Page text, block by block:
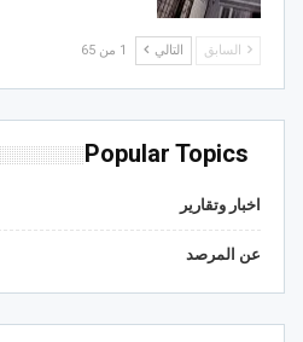
السابق التالي 1 من 65
Popular Topics
اخبار وتقارير
عن المرصد